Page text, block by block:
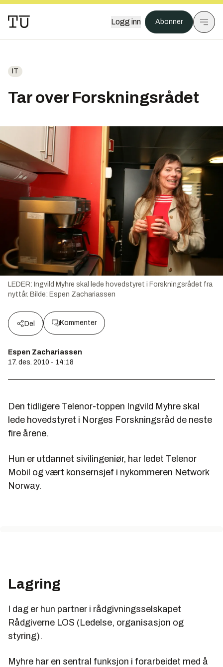
Logg inn Abonner
IT
Tar over Forskningsrådet
LEDER: Ingvild Myhre skal lede hovedstyret i Forskningsrådet fra
nyttår. Bilde: Espen Zachariassen
Del Kommenter
Espen Zachariassen
17. des. 2010 - 14:18
Den tidligere Telenor-toppen Ingvild Myhre skal
lede hovedstyret i Norges Forskningsråd de neste
fire årene.
Hun er utdannet sivilingeniør, har ledet Telenor
Mobil og vært konsernsjef i nykommeren Network
Norway.
Lagring
I dag er hun partner i rådgivningsselskapet
Rådgiverne LOS (Ledelse, organisasjon og
styring).
Myhre har en sentral funksjon i forarbeidet med å